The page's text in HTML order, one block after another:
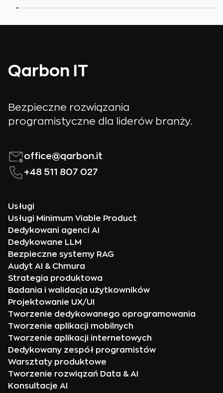
Qarbon IT
Bezpieczne rozwiązania
programistyczne dla liderów branży.
office@qarbon.it
+48 511 807 027
Usługi
Usługi Minimum Viable Product
Dedykowani agenci AI
Dedykowane LLM
Bezpieczne systemy RAG
Audyt AI & Chmura
Strategia produktowa
Badania i walidacja użytkowników
Projektowanie UX/UI
Tworzenie dedykowanego oprogramowania
Tworzenie aplikacji mobilnych
Tworzenie aplikacji internetowych
Dedykowany zespół programistów
Warsztaty produktowe
Tworzenie rozwiązań Data & AI
Konsultacje AI